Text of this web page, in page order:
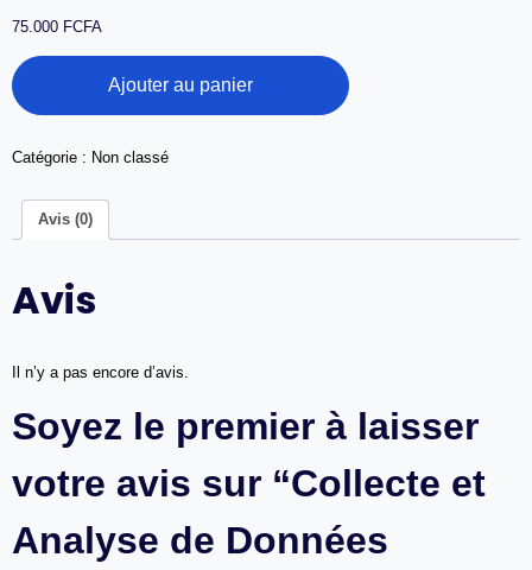
75.000 FCFA
quantité
de
Collecte
Analyse
Données
Mobiles
(KoboToolbox
XLSForm)
|
Collection
Analysis
Ajouter au panier
Catégorie : Non classé
Avis (0)
Avis
Il n’y a pas encore d’avis.
Soyez le premier à laisser
votre avis sur “Collecte et
Analyse de Données